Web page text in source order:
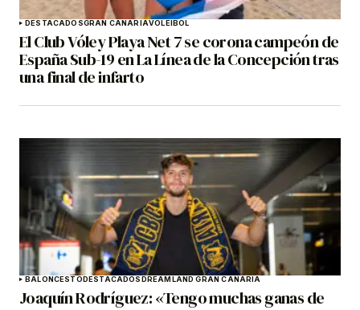
DESTACADOSGRAN CANARIAVOLEIBOL
El Club Vóley Playa Net 7 se corona campeón de
España Sub-19 en La Línea de la Concepción tras
una final de infarto
BALONCESTODESTACADOSDREAMLAND GRAN CANARIA
Joaquín Rodríguez: «Tengo muchas ganas de